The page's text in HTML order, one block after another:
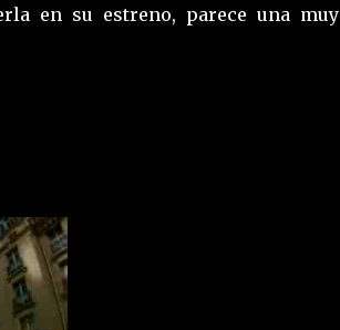
en su estreno, parece una muy